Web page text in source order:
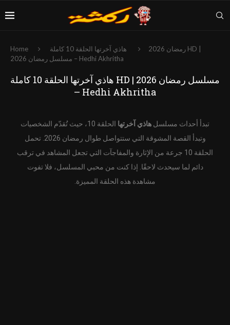
Home رمضان 2026
هاذي آخرتها الحلقة 10 كاملة HD |
مسلسل رمضان 2026 – Hedhi Akhritha
هاذي آخرتها الحلقة 10 كاملة HD | مسلسل رمضان 2026
– Hedhi Akhritha
تبدأ أحداث مسلسل هاذي آخرتها
الحلقة 10، حيث تُقدّم الشخصيات
وتبدأ القصة المشوقة التي ستتواصل طوال رمضان 2026. تحمل
الحلقة 10 جرعة من الإثارة والمفاجآت التي تجعل المشاهد في ترقب
دائم لما سيحدث لاحقًا. إذا كنت من محبي المسلسل، فلا تفوت
مشاهدة هذه الحلقة المميزة.